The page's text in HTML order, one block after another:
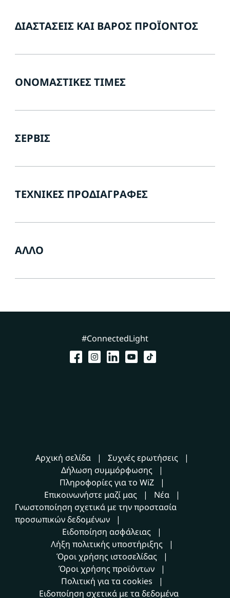
ΔΙΑΣΤΆΣΕΙΣ ΚΑΙ ΒΆΡΟΣ ΠΡΟΪΌΝΤΟΣ
ΟΝΟΜΑΣΤΙΚΈΣ ΤΙΜΈΣ
ΣΈΡΒΙΣ
ΤΕΧΝΙΚΈΣ ΠΡΟΔΙΑΓΡΑΦΈΣ
ΆΛΛΟ
#ConnectedLight
Αρχική σελίδα
Συχνές ερωτήσεις
Δήλωση συμμόρφωσης
Πληροφορίες για το WiZ
Επικοινωνήστε μαζί μας
Νέα
Γνωστοποίηση σχετικά με την προστασία
προσωπικών δεδομένων
Ειδοποίηση ασφάλειας
Λήξη πολιτικής υποστήριξης
Όροι χρήσης ιστοσελίδας
Όροι χρήσης προϊόντων
Πολιτική για τα cookies
Ειδοποίηση σχετικά με τα δεδομένα